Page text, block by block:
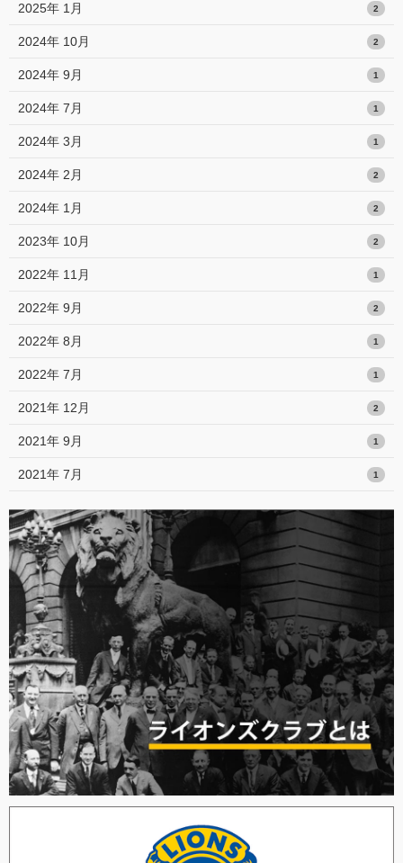
2025年 1月 2
2024年 10月 2
2024年 9月 1
2024年 7月 1
2024年 3月 1
2024年 2月 2
2024年 1月 2
2023年 10月 2
2022年 11月 1
2022年 9月 2
2022年 8月 1
2022年 7月 1
2021年 12月 2
2021年 9月 1
2021年 7月 1